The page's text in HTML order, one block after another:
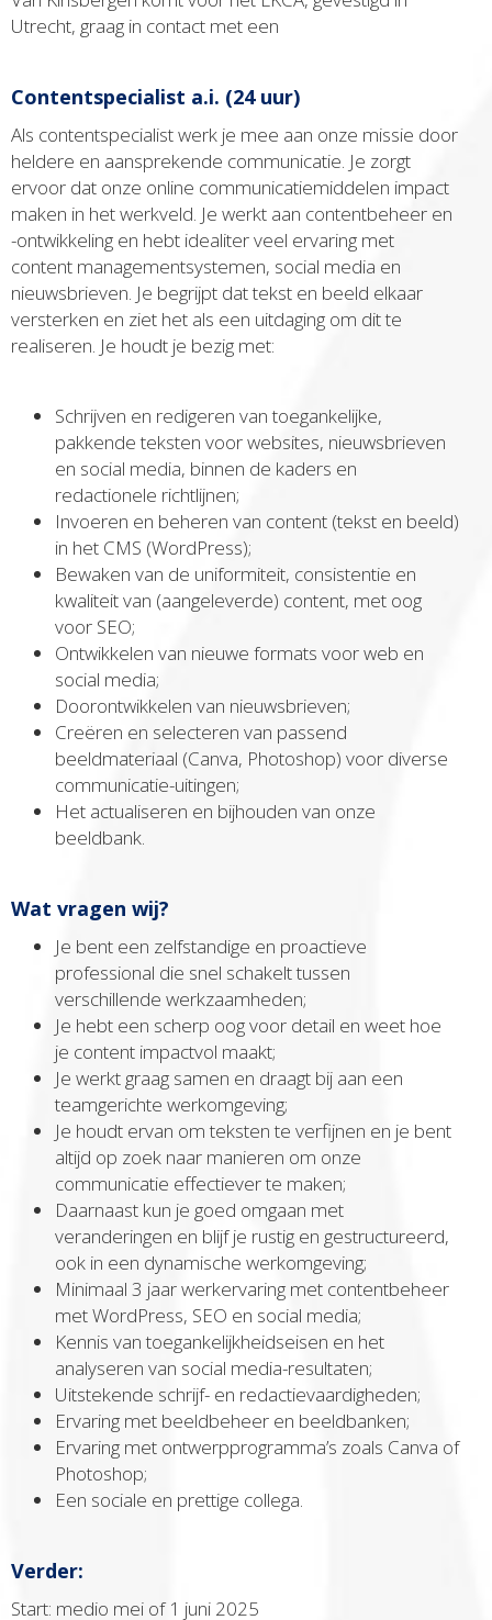
Utrecht, graag in contact met een
Contentspecialist a.i. (24 uur)
Als contentspecialist werk je mee aan onze missie door
heldere en aansprekende communicatie. Je zorgt
ervoor dat onze online communicatiemiddelen impact
maken in het werkveld. Je werkt aan contentbeheer en
-ontwikkeling en hebt idealiter veel ervaring met
content managementsystemen, social media en
nieuwsbrieven. Je begrijpt dat tekst en beeld elkaar
versterken en ziet het als een uitdaging om dit te
realiseren. Je houdt je bezig met:
Schrijven en redigeren van toegankelijke,
pakkende teksten voor websites, nieuwsbrieven
en social media, binnen de kaders en
redactionele richtlijnen;
Invoeren en beheren van content (tekst en beeld)
in het CMS (WordPress);
Bewaken van de uniformiteit, consistentie en
kwaliteit van (aangeleverde) content, met oog
voor SEO;
Ontwikkelen van nieuwe formats voor web en
social media;
Doorontwikkelen van nieuwsbrieven;
Creëren en selecteren van passend
beeldmateriaal (Canva, Photoshop) voor diverse
communicatie-uitingen;
Het actualiseren en bijhouden van onze
beeldbank.
Wat vragen wij?
Je bent een zelfstandige en proactieve
professional die snel schakelt tussen
verschillende werkzaamheden;
Je hebt een scherp oog voor detail en weet hoe
je content impactvol maakt;
Je werkt graag samen en draagt bij aan een
teamgerichte werkomgeving;
Je houdt ervan om teksten te verfijnen en je bent
altijd op zoek naar manieren om onze
communicatie effectiever te maken;
Daarnaast kun je goed omgaan met
veranderingen en blijf je rustig en gestructureerd,
ook in een dynamische werkomgeving;
Minimaal 3 jaar werkervaring met contentbeheer
met WordPress, SEO en social media;
Kennis van toegankelijkheidseisen en het
analyseren van social media-resultaten;
Uitstekende schrijf- en redactievaardigheden;
Ervaring met beeldbeheer en beeldbanken;
Ervaring met ontwerpprogramma’s zoals Canva of
Photoshop;
Een sociale en prettige collega.
Verder:
Start: medio mei of 1 juni 2025